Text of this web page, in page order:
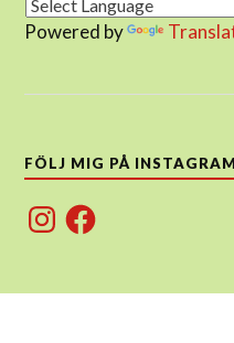
Powered by
FÖLJ MIG PÅ
InstagramFacebook